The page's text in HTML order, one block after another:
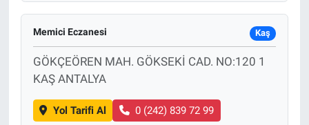
Memici Eczanesi Kaş
GÖKÇEÖREN MAH. GÖKSEKİ CAD. NO:120 1
KAŞ ANTALYA
Yol Tarifi Al 0 (242) 839 72 99